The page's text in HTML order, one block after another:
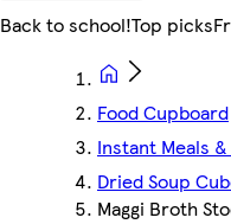
Back to school!Top picks
Food Cupboard
Instant Meals
Dried Soup
Maggi Broth